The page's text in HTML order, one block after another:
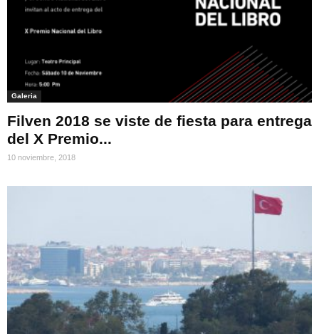
Galeria
Filven 2018 se viste de fiesta para entrega
del X Premio...
10 noviembre, 2018